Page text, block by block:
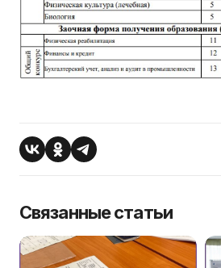
Связанные статьи